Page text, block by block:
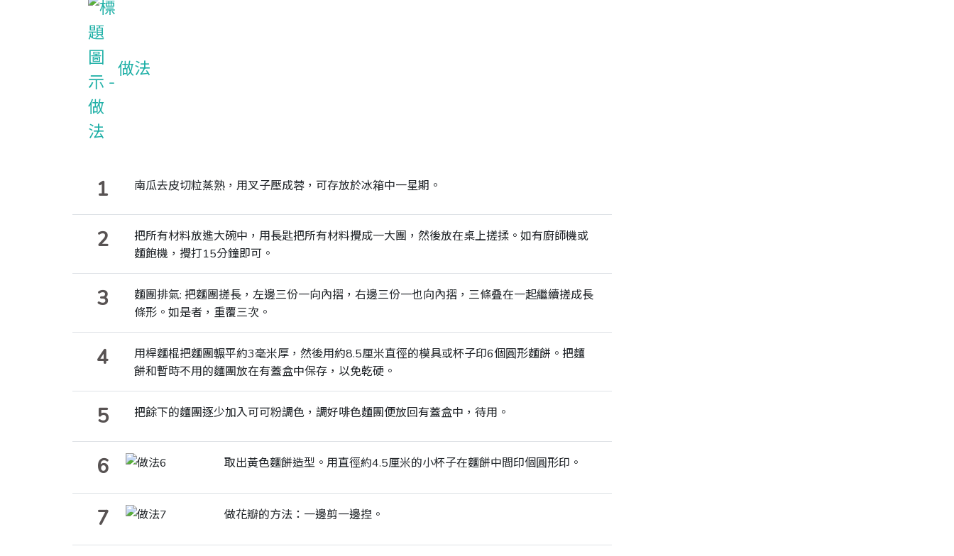
做法
1 南瓜去皮切粒蒸熟，用叉子壓成蓉，可存放於冰箱中一星期。
2
把所有材料放進大碗中，用長匙把所有材料攪成一大團，然後放在桌上搓揉。如有廚師機或
麵飽機，攪打15分鐘即可。
3
麵團排氣: 把麵團搓長，左邊三份一向內摺，右邊三份一也向內摺，三條叠在一起繼續搓成長
條形。如是者，重覆三次。
4
用桿麵棍把麵團輾平約3毫米厚，然後用約8.5厘米直徑的模具或杯子印6個圓形麵餅。把麵
餅和暫時不用的麵團放在有蓋盒中保存，以免乾硬。
5 把餘下的麵團逐少加入可可粉調色，調好啡色麵團便放回有蓋盒中，待用。
6 取出黃色麵餅造型。用直徑約4.5厘米的小杯子在麵餅中間印個圓形印。
7 做花瓣的方法：一邊剪一邊揑。